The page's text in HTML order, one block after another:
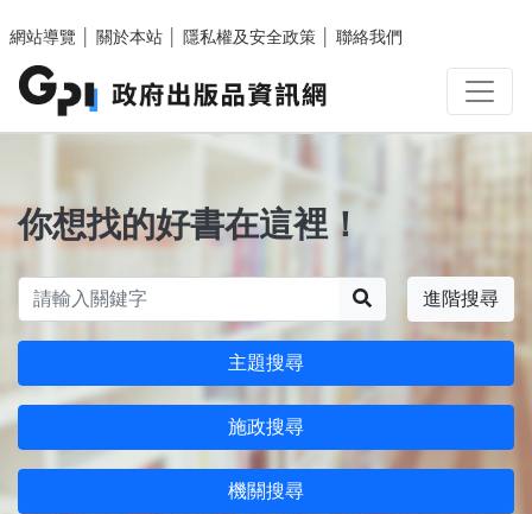
網站導覽
關於本站 隱私權及安全政策 聯絡我們
你想找的好書在這裡！
進階搜尋
主題搜尋
施政搜尋
機關搜尋